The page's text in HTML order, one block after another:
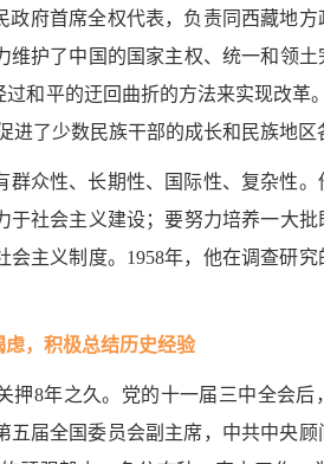
府首席全权代表，负责同西藏地
护了中国的国家主权、统一和领
和平的迂回曲折的方法来实现改革
了少数民族干部的成长和民族地区
众性、长期性、国际性、复杂性
社会主义建设；要努力培养一大
主义制度。1958年，他在调查研究
，积极总结历史经验
押8年之久。党的十一届三中全会后
届全国委员会副主席，中共中央